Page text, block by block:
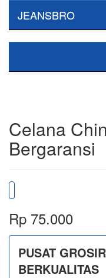
JEANSBRO
Celana
Bergaransi
Rp 75.000
PUSAT
BERKUALITAS